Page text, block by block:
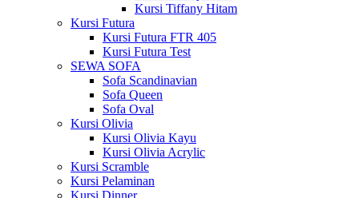
Kursi Tiffany Hitam
Kursi Futura
Kursi Futura FTR 405
Kursi Futura Test
SEWA SOFA
Sofa Scandinavian
Sofa Queen
Sofa Oval
Kursi Olivia
Kursi Olivia Kayu
Kursi Olivia Acrylic
Kursi Scramble
Kursi Pelaminan
Kursi Dinner